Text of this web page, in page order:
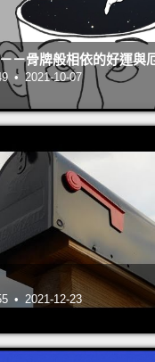
－骨牌般相依的好運與
• 2021-10-07
• 2021-12-23